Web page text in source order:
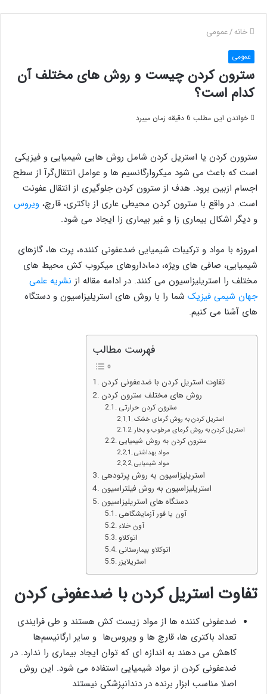
خانه/عمومی
عمومی
سترون کردن چیست و روش های مختلف آن
کدام است؟
خواندن این مطلب 6 دقیقه زمان میبرد
سترورن کردن یا استریل کردن شامل روش هایی شیمیایی و فیزیکی
است که باعث می شود میکروارگانسیم ها و عوامل انتقال‌گرآ از سطح
اجسام ازبین برود. هدف از سترون کردن جلوگیری از انتقال عفونت
است. در واقع با سترون کردن محیطی عاری از باکتری، قارچ، ویروس
و دیگر اشکال بیماری زا و غیر بیماری زا ایجاد می شود.
امروزه با مواد و ترکیبات شیمیایی ضدعفونی کننده، پرت ها، گازهای
شیمیایی، صافی های ویژه، دما،داروهای میکروب کش محیط های
مختلف را استریلیزاسیون می کنند. در ادامه مقاله از نشریه علمی
جهان شیمی فیزیک شما را با روش های استریلیزاسیون و دستگاه
های آشنا می کنیم.
فهرست مطالب
تفاوت استریل کردن با ضدعفونی کردن
روش های مختلف سترون کردن
سترون کردن حرارتی
استریل کردن به روش گرمای خشک
استریل کردن به روش گرمای مرطوب و بخار
سترون کردن به روش شیمیایی
مواد بهداشتی
مواد شیمیایی
استریلیزاسیون به روش پرتودهی
استریلیزاسیون به روش فیلتراسیون
دستگاه های استریلیزاسیون
آون یا فور آزمایشگاهی
آون خلاء
اتوکلاو
اتوکلاو بیمارستانی
استریلایزر
تفاوت استریل کردن با ضدعفونی کردن
ضدعفونی کننده ها از مواد زیست کش هستند و طی فرایندی
تعداد باکتری ها، قارچ ها و ویروس‌ها و سایر ارگانیسم‌ها
کاهش می دهند به اندازه ای که توان ایجاد بیماری را ندارد. در
ضدعفونی کردن از مواد شیمیایی استفاده می شود. این روش
اصلا مناسب ابزار برنده در دندانپزشکی نیستند